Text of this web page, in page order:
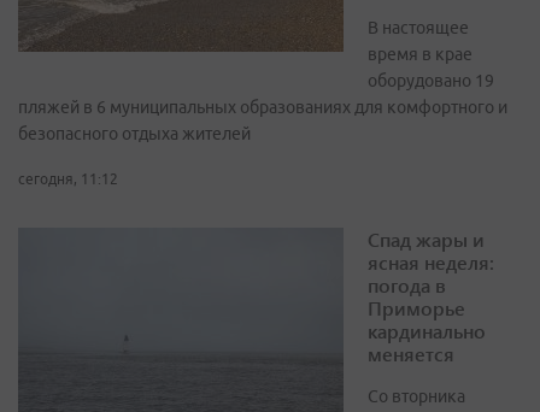
В настоящее
время в крае
оборудовано 19
пляжей в 6 муниципальных образованиях для комфортного и
безопасного отдыха жителей
сегодня, 11:12
Спад жары и
ясная неделя:
погода в
Приморье
кардинально
меняется
Со вторника